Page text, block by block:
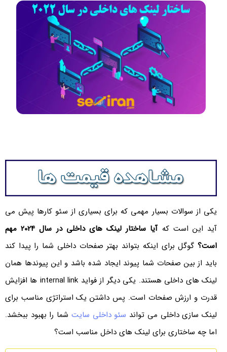
یکی از سوالات بسیار مهمی که برای بسیاری از سئو کارها پیش می
آید این است که آیا ساختار لینک های داخلی در سال 2024
مهم
است؟گوگل برای اینکه بتواند بهتر صفحات داخلی شما را پیدا کند
باید از بین صفحات شما پیوند ایجاد شده باشد و این پیوندها همان
لینک های داخلی هستند. یکی دیگر از فواید internal link ها افزایش
قدرت و ارزش صفحات است. پس داشتن یک استراتژی مناسب برای
لینک سازی داخلی می تواند سئو داخلی سایتشما را بهبود ببخشد.
اما چه ساختاری برای لینک های داخل مناسب است؟